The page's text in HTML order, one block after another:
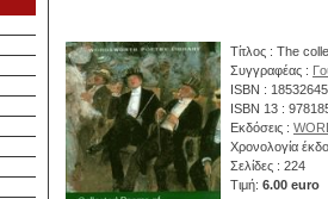
Τίτλος : The
Συγγραφέας :
ISBN :
ISBN 13 :
Εκδόσεις :
Χρονολογία
Σελίδες : 224
Τιμή: 6.00 euro